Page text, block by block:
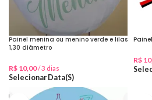
Painel menina ou menino verde e lilas
1,30 diâmetro
R$ 10,00/ 3 dias
Selecionar Data(s)
R$